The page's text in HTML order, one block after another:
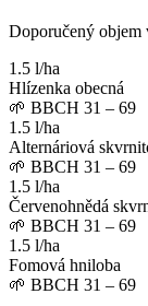
Doporučený objem
1.5 l/ha
Hlízenka obecná
🌱 BBCH 31 – 69
1.5 l/ha
Alternáriová
🌱 BBCH 31 – 69
1.5 l/ha
Červenohnědá
🌱 BBCH 31 – 69
1.5 l/ha
Fomová hniloba
🌱 BBCH 31 – 69